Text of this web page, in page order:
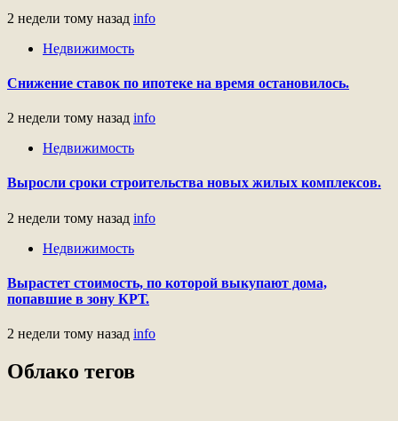
2 недели тому назад info
Недвижимость
Снижение ставок по ипотеке на время остановилось.
2 недели тому назад info
Недвижимость
Выросли сроки строительства новых жилых комплексов.
2 недели тому назад info
Недвижимость
Вырастет стоимость, по которой выкупают дома,
попавшие в зону КРТ.
2 недели тому назад info
Облако тегов